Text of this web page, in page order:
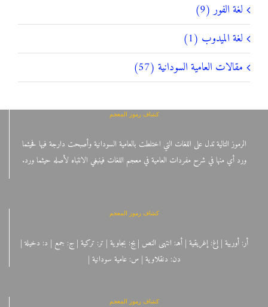
لغة الفور (9)
لغة الميدوب (1)
مقالات العامية السودانية (57)
كشاف رموز المعجم
الرموز التالية تدل على اللغات التي اختلطت بالعامية السودانية وأصبحت دارجة فيها فحيثما
ورد أي منها في شرح مفردات العامية في معجم اللغات فينبغي الانتباه لأصله حيثما ورد.
كشاف رموز المعجم
أر: أوربية | إغ: إغريقية | أهـ: انتهى النص | بج: بجاوية | تر: تركية | ج: جمع | د: دخيلة |
دن: دنقلاوية | س: عامية سودانية |
كشاف رموز المعجم